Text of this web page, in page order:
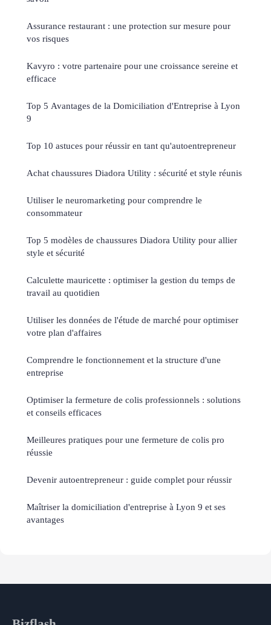
Assurance restaurant : une protection sur mesure pour
vos risques
Kavyro : votre partenaire pour une croissance sereine et
efficace
Top 5 Avantages de la Domiciliation d'Entreprise à Lyon
9
Top 10 astuces pour réussir en tant qu'autoentrepreneur
Achat chaussures Diadora Utility : sécurité et style réunis
Utiliser le neuromarketing pour comprendre le
consommateur
Top 5 modèles de chaussures Diadora Utility pour allier
style et sécurité
Calculette mauricette : optimiser la gestion du temps de
travail au quotidien
Utiliser les données de l'étude de marché pour optimiser
votre plan d'affaires
Comprendre le fonctionnement et la structure d'une
entreprise
Optimiser la fermeture de colis professionnels : solutions
et conseils efficaces
Meilleures pratiques pour une fermeture de colis pro
réussie
Devenir autoentrepreneur : guide complet pour réussir
Maîtriser la domiciliation d'entreprise à Lyon 9 et ses
avantages